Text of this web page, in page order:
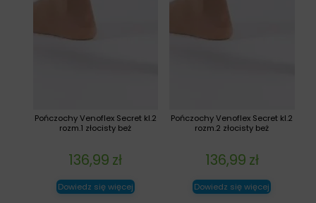
Pończochy Venoflex Secret kl.2
rozm.2 złocisty beż
136,99 zł
Dowiedz się więcej
Pończochy Venoflex Secret kl.2
rozm.1 złocisty beż
136,99 zł
Dowiedz się więcej